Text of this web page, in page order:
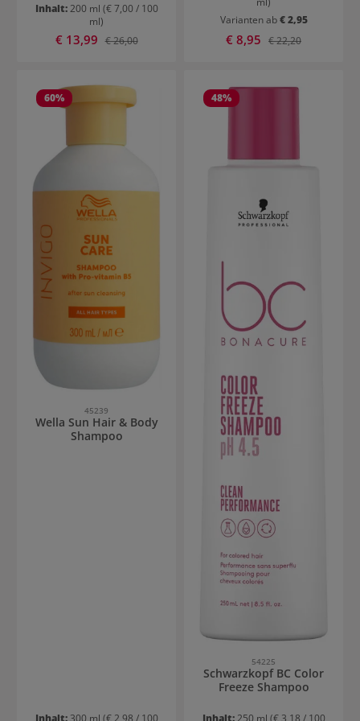
Inhalt:200 ml (€ 7,00 / 100
ml)
Verkaufspreis:
€ 13,99 Regulärer Preis:
€ 26,00
Varianten ab€ 2,95
Verkaufspreis:
€ 8,95 Regulärer Preis:
€ 22,20
60%
45239
Wella Sun Hair & Body
Shampoo
48%
54225
Schwarzkopf BC Color
Freeze Shampoo